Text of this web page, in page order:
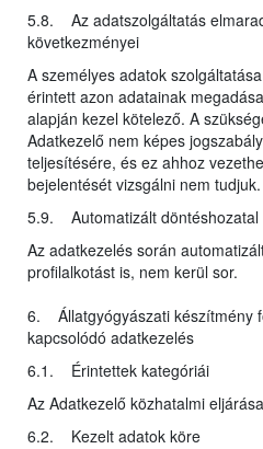
5.8. Az adatszolgáltatás
következményei
A személyes adatok
érintett azon adatainak
alapján kezel kötelező. A
Adatkezelő nem képes
teljesítésére, és ez ahhoz
bejelentését vizsgálni nem tudjuk.
5.9. Automatizált döntéshozatal
Az adatkezelés során
profilalkotást is, nem kerül sor.
6. Állatgyógyászati készítmény
kapcsolódó adatkezelés
6.1. Érintettek kategóriái
Az Adatkezelő közhatalmi
6.2. Kezelt adatok köre